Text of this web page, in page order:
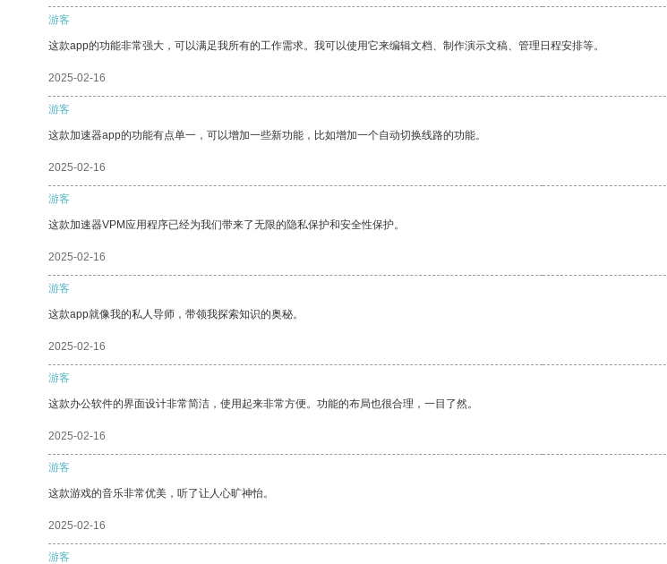
游客
这款app的功能非常强大，可以满足我所有的工作需求。我可以使用它来编辑文档、制作演示文稿、管理日程安排等。
2025-02-16
游客
这款加速器app的功能有点单一，可以增加一些新功能，比如增加一个自动切换线路的功能。
2025-02-16
游客
这款加速器VPM应用程序已经为我们带来了无限的隐私保护和安全性保护。
2025-02-16
游客
这款app就像我的私人导师，带领我探索知识的奥秘。
2025-02-16
游客
这款办公软件的界面设计非常简洁，使用起来非常方便。功能的布局也很合理，一目了然。
2025-02-16
游客
这款游戏的音乐非常优美，听了让人心旷神怡。
2025-02-16
游客